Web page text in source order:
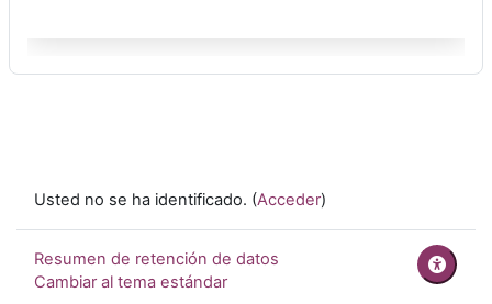
Usted no se ha identificado. (Acceder)
Resumen de retención de datos
Cambiar al tema estándar